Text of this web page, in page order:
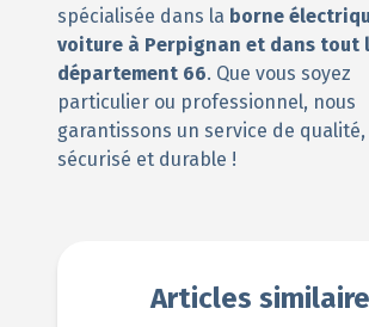
spécialisée dans la borne
voiture à Perpignan et dans tout
département 66. Que vous soyez
particulier ou professionnel, nous
garantissons un service de
sécurisé et durable !
Articles